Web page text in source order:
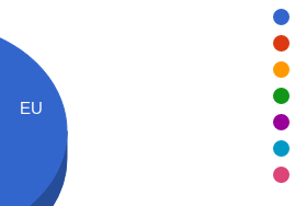
EU